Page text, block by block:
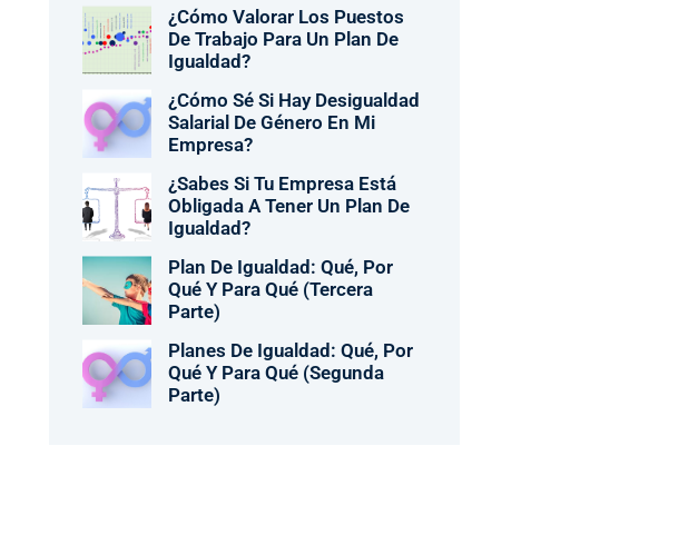
¿Cómo Valorar Los Puestos
De Trabajo Para Un Plan De
Igualdad?
¿Cómo Sé Si Hay Desigualdad
Salarial De Género En Mi
Empresa?
¿Sabes Si Tu Empresa Está
Obligada A Tener Un Plan De
Igualdad?
Plan De Igualdad: Qué, Por
Qué Y Para Qué (tercera
Parte)
Planes De Igualdad: Qué, Por
Qué Y Para Qué (segunda
Parte)